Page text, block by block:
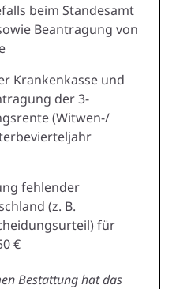
beim Standesamt
Beantragung von
Krankenkasse und
der 3-
(Witwen-/
fehlender
(z. B.
für
€
Bestattung hat das